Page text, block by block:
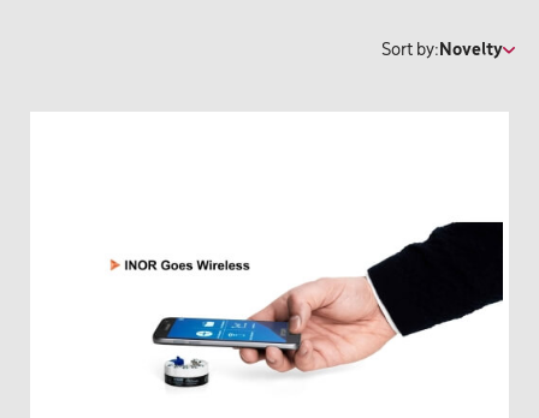
Sort by: Novelty